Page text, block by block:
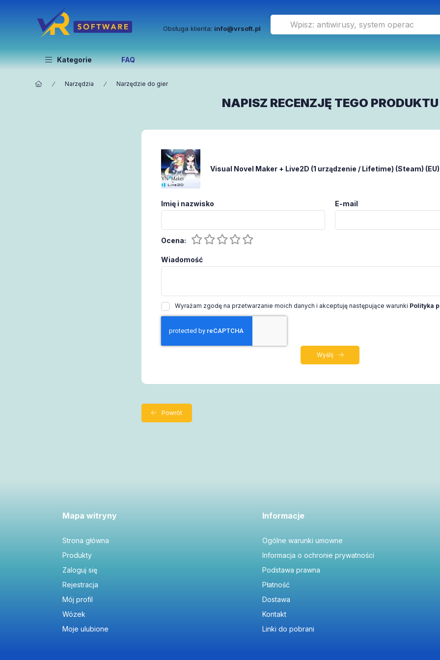
Obsługa klienta: info@vrsoft.pl
Kategorie FAQ
Narzędzia Narzędzie do gier
NAPISZ RECENZJĘ TEGO PRODUKTU
Visual Novel Maker + Live2D (1 urządzenie / Lifetime) (Steam) (EU)
Imię i nazwisko E-mail
Ocena:
Wiadomość
Wyrażam zgodę na przetwarzanie moich danych i akceptuję następujące warunki Polityka
Wyślij
Powrót
Mapa witryny
Strona główna
Produkty
Zaloguj się
Rejestracja
Mój profil
Wózek
Moje ulubione
Informacje
Ogólne warunki umowne
Informacja o ochronie prywatności
Podstawa prawna
Płatność
Dostawa
Kontakt
Linki do pobrani